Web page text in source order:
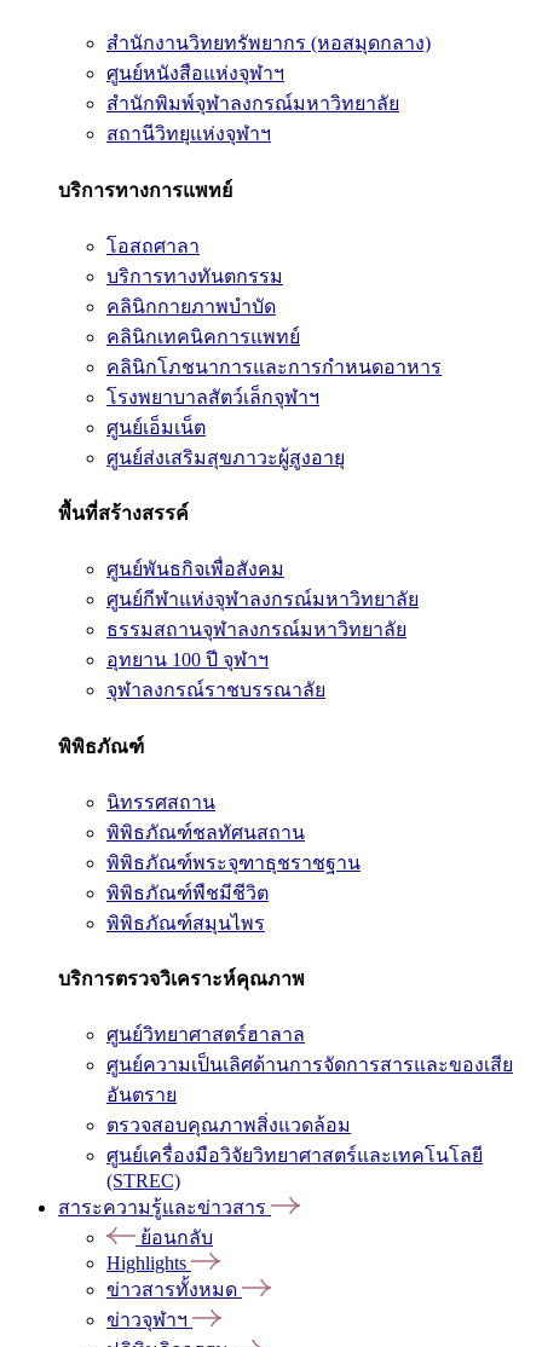
สำนักงานวิทยทรัพยากร (หอสมุดกลาง)
ศูนย์หนังสือแห่งจุฬาฯ
สำนักพิมพ์จุฬาลงกรณ์มหาวิทยาลัย
สถานีวิทยุแห่งจุฬาฯ
บริการทางการแพทย์
โอสถศาลา
บริการทางทันตกรรม
คลินิกกายภาพบำบัด
คลินิกเทคนิคการแพทย์
คลินิกโภชนาการและการกำหนดอาหาร
โรงพยาบาลสัตว์เล็กจุฬาฯ
ศูนย์เอ็มเน็ต
ศูนย์ส่งเสริมสุขภาวะผู้สูงอายุ
พื้นที่สร้างสรรค์
ศูนย์พันธกิจเพื่อสังคม
ศูนย์กีฬาแห่งจุฬาลงกรณ์มหาวิทยาลัย
ธรรมสถานจุฬาลงกรณ์มหาวิทยาลัย
อุทยาน 100 ปี จุฬาฯ
จุฬาลงกรณ์ราชบรรณาลัย
พิพิธภัณฑ์
นิทรรศสถาน
พิพิธภัณฑ์ชลทัศนสถาน
พิพิธภัณฑ์พระจุฑาธุชราชฐาน
พิพิธภัณฑ์พืชมีชีวิต
พิพิธภัณฑ์สมุนไพร
บริการตรวจวิเคราะห์คุณภาพ
ศูนย์วิทยาศาสตร์ฮาลาล
ศูนย์ความเป็นเลิศด้านการจัดการสารและของเสีย
อันตราย
ตรวจสอบคุณภาพสิ่งแวดล้อม
ศูนย์เครื่องมือวิจัยวิทยาศาสตร์และเทคโนโลยี
(STREC)
สาระความรู้และข่าวสาร
ย้อนกลับ
Highlights
ข่าวสารทั้งหมด
ข่าวจุฬาฯ